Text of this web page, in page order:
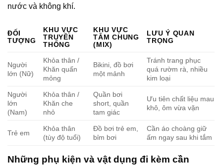
nước và không khí.
ĐỐI
TƯỢNG
KHU VỰC
TRUYỀN
THỐNG
KHU VỰC
TẮM CHUNG
(MIX)
LƯU Ý QUAN
TRỌNG
Người
lớn (Nữ)
Khỏa thân /
Khăn quấn
mỏng
Bikini, đồ bơi
một mảnh
Tránh trang phục
quá rườm rà, nhiều
kim loại
Người
lớn
(Nam)
Khỏa thân /
Khăn che
nhỏ
Quần bơi
short, quần
tam giác
Ưu tiên chất liệu mau
khô, ôm vừa vặn
Trẻ em
Khỏa thân
(tùy độ tuổi)
Đồ bơi trẻ em,
bỉm bơi
Cần áo choàng giữ
ấm ngay sau khi tắm
Những phụ kiện và vật dụng đi kèm cần